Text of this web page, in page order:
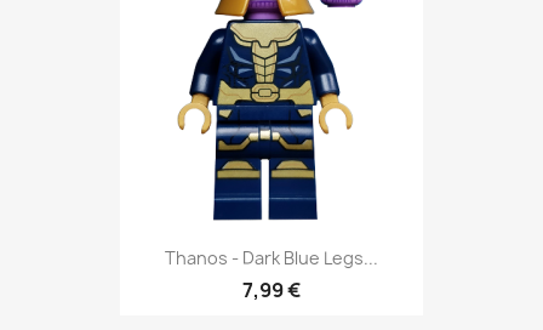
Thanos - Dark Blue Legs...
7,99 €